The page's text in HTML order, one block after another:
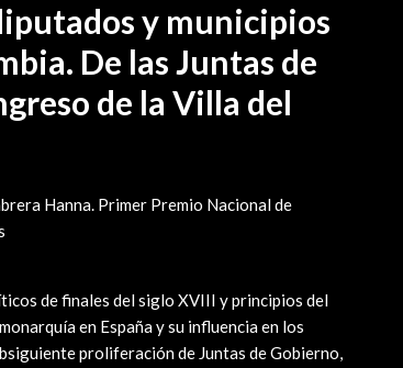
y municipios
De las Juntas de
de la Villa del
Hanna. Primer Premio Nacional de
de finales del siglo XVIII y principios del
en España y su influencia en los
proliferación de Juntas de Gobierno,